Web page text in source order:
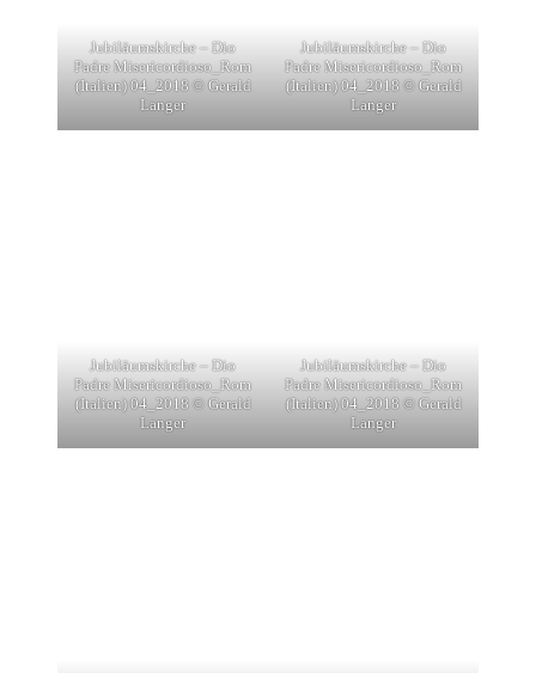
Jubiläumskirche – Dio
Padre Misericordioso_Rom
(Italien) 04_2018 © Gerald
Langer
Jubiläumskirche – Dio
Padre Misericordioso_Rom
(Italien) 04_2018 © Gerald
Langer
Jubiläumskirche – Dio
Padre Misericordioso_Rom
(Italien) 04_2018 © Gerald
Langer
Jubiläumskirche – Dio
Padre Misericordioso_Rom
(Italien) 04_2018 © Gerald
Langer